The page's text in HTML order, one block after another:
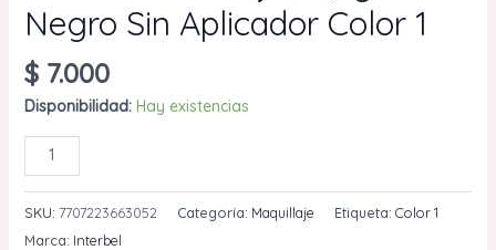
Negro Sin Aplicador Color 1
$7.000
Disponibilidad: Hay existencias
Tintura
Para
Cejas
0,7g
SKU: 7707223663052 Categoría: Maquillaje Etiqueta: Color 1
Marca: Interbel